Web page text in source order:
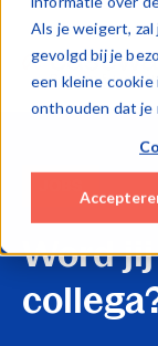
Als je weigert,
gevolgd bij je
een kleine
onthouden dat
Word